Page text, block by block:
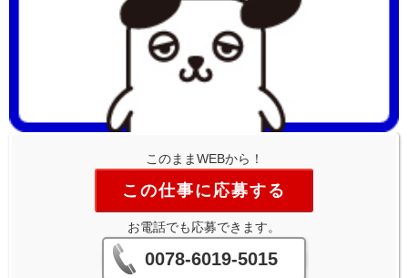
このままWEBから！
この仕事に応募する
お電話でも応募できます。
0078-6019-5015